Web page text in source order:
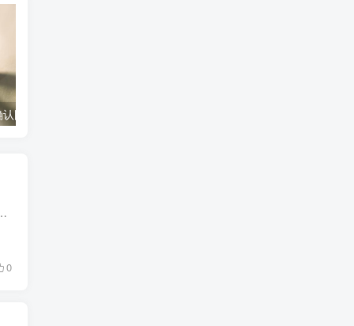
的使用区别，帮助读者更好地理解和使用这两种卡片。1. 定义和功能： 借记卡，...
0